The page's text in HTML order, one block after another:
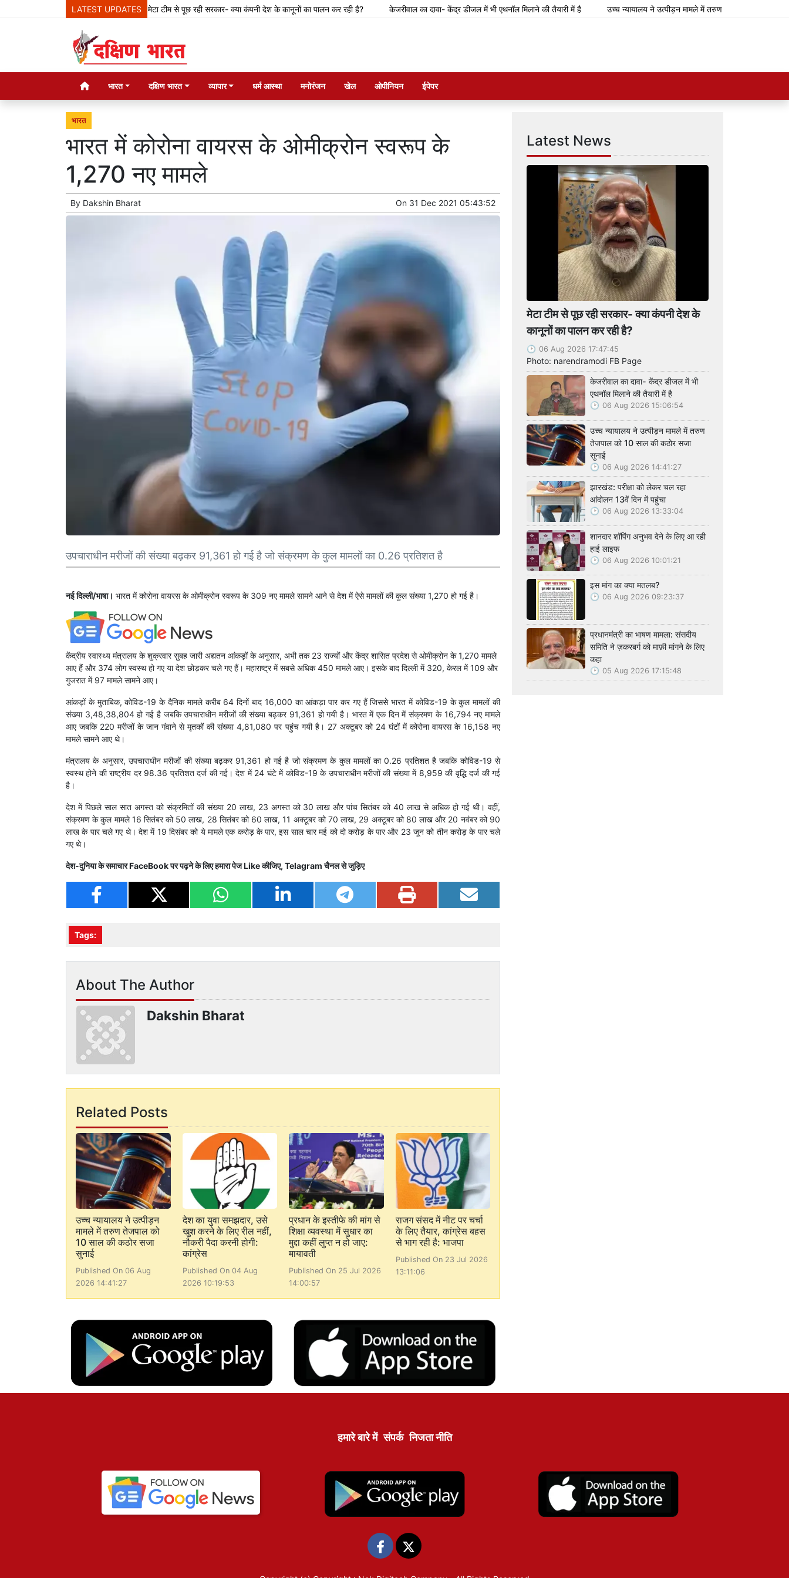
LATEST UPDATESमेटा टीम से पूछ रही सरकार- क्या कंपनी देश के कानूनों का पालन कर रही है? केजरीवाल का दावा- केंद्र डीजल में भी एथनॉल मिलाने की तैयारी में है उच्च न्यायालय ने उत्पीड़न मामले में तरुण तेजपाल को 10 साल की कठोर
भारत दक्षिण भारत व्यापार धर्म आस्था मनोरंजन खेल ओपीनियन ईपेपर
भारत
भारत में कोरोना वायरस के ओमीक्रोन स्वरूप के
1,270 नए मामले
By Dakshin Bharat On 31 Dec 2021 05:43:52
उपचाराधीन मरीजों की संख्या बढ़कर 91,361 हो गई है जो संक्रमण के कुल मामलों का 0.26 प्रतिशत है
नई दिल्ली/भाषा। भारत में कोरोना वायरस के ओमीक्रोन स्वरूप के 309 नए मामले सामने आने से देश में ऐसे मामलों की कुल संख्या 1,270 हो गई है।
केंद्रीय स्वास्थ्य मंत्रालय के शुक्रवार सुबह जारी अद्यतन आंकड़ों के अनुसार, अभी तक 23 राज्यों और केंद्र शासित प्रदेश से ओमीक्रोन के 1,270 मामले
आए हैं और 374 लोग स्वस्थ हो गए या देश छोड़कर चले गए हैं। महाराष्ट्र में सबसे अधिक 450 मामले आए। इसके बाद दिल्ली में 320, केरल में 109 और
गुजरात में 97 मामले सामने आए।
आंकड़ों के मुताबिक, कोविड-19 के दैनिक मामले करीब 64 दिनों बाद 16,000 का आंकड़ा पार कर गए हैं जिससे भारत में कोविड-19 के कुल मामलों की
संख्या 3,48,38,804 हो गई है जबकि उपचाराधीन मरीजों की संख्या बढ़कर 91,361 हो गयी है। भारत में एक दिन में संक्रमण के 16,794 नए मामले
आए जबकि 220 मरीजों के जान गंवाने से मृतकों की संख्या 4,81,080 पर पहुंच गयी है। 27 अक्टूबर को 24 घंटों में कोरोना वायरस के 16,158 नए
मामले सामने आए थे।
मंत्रालय के अनुसार, उपचाराधीन मरीजों की संख्या बढ़कर 91,361 हो गई है जो संक्रमण के कुल मामलों का 0.26 प्रतिशत है जबकि कोविड-19 से
स्वस्थ होने की राष्ट्रीय दर 98.36 प्रतिशत दर्ज की गई। देश में 24 घंटे में कोविड-19 के उपचाराधीन मरीजों की संख्या में 8,959 की वृद्धि दर्ज की गई
है।
देश में पिछले साल सात अगस्त को संक्रमितों की संख्या 20 लाख, 23 अगस्त को 30 लाख और पांच सितंबर को 40 लाख से अधिक हो गई थी। वहीं,
संक्रमण के कुल मामले 16 सितंबर को 50 लाख, 28 सितंबर को 60 लाख, 11 अक्टूबर को 70 लाख, 29 अक्टूबर को 80 लाख और 20 नवंबर को 90
लाख के पार चले गए थे। देश में 19 दिसंबर को ये मामले एक करोड़ के पार, इस साल चार मई को दो करोड़ के पार और 23 जून को तीन करोड़ के पार चले
गए थे।
देश-दुनिया के समाचारFaceBookपर पढ़ने के लिए हमारा पेजLikeकीजिए, Telagramचैनल से जुड़िए
Tags:
About The Author
Dakshin Bharat
Related Posts
उच्च न्यायालय ने उत्पीड़न
मामले में तरुण तेजपाल को
10 साल की कठोर सजा
सुनाई
Published On 06 Aug
2026 14:41:27
देश का युवा समझदार, उसे
खुश करने के लिए रील नहीं,
नौकरी पैदा करनी होगी:
कांग्रेस
Published On 04 Aug
2026 10:19:53
प्रधान के इस्तीफे की मांग से
शिक्षा व्यवस्था में सुधार का
मुद्दा कहीं लुप्त न हो जाए:
मायावती
Published On 25 Jul 2026
14:00:57
राजग संसद में नीट पर चर्चा
के लिए तैयार, कांग्रेस बहस
से भाग रही है: भाजपा
Published On 23 Jul 2026
13:11:06
Latest News
मेटा टीम से पूछ रही सरकार- क्या कंपनी देश के
कानूनों का पालन कर रही है?
06 Aug 2026 17:47:45
Photo: narendramodi FB Page
केजरीवाल का दावा- केंद्र डीजल में भी
एथनॉल मिलाने की तैयारी में है
06 Aug 2026 15:06:54
उच्च न्यायालय ने उत्पीड़न मामले में तरुण
तेजपाल को 10 साल की कठोर सजा
सुनाई
06 Aug 2026 14:41:27
झारखंड: परीक्षा को लेकर चल रहा
आंदोलन 13वें दिन में पहुंचा
06 Aug 2026 13:33:04
शानदार शॉपिंग अनुभव देने के लिए आ रही
हाई लाइफ
06 Aug 2026 10:01:21
इस मांग का क्या मतलब?
06 Aug 2026 09:23:37
प्रधानमंत्री का भाषण मामला: संसदीय
समिति ने ज़करबर्ग को माफ़ी मांगने के लिए
कहा
05 Aug 2026 17:15:48
हमारे बारे में संपर्क निजता नीति